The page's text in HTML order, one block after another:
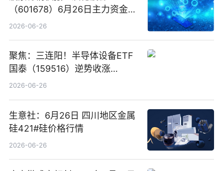
（601678）6月26日主力资金净
卖出5964.34万元
2026-06-26
聚焦：三连阳！半导体设备ETF
国泰（159516）逆势收涨
3.5%，近10日累计净流入超65
2026-06-26
生意社：6月26日 四川地区金属
硅421#硅价格行情
2026-06-26